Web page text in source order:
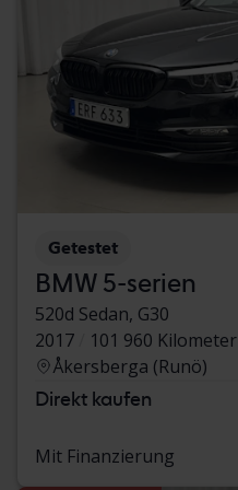
Getestet
BMW 5-serien
520d Sedan, G30
2017
101 960 Kilometer
Åkersberga (Runö)
Direkt kaufen
Mit Finanzierung